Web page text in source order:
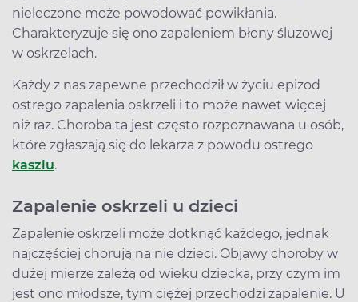
nieleczone może powodować powikłania.
Charakteryzuje się ono zapaleniem błony śluzowej
w oskrzelach.
Każdy z nas zapewne przechodził w życiu epizod
ostrego zapalenia oskrzeli i to może nawet więcej
niż raz. Choroba ta jest często rozpoznawana u osób,
które zgłaszają się do lekarza z powodu ostrego
kaszlu.
Zapalenie oskrzeli u dzieci
Zapalenie oskrzeli może dotknąć każdego, jednak
najczęściej chorują na nie dzieci. Objawy choroby w
dużej mierze zależą od wieku dziecka, przy czym im
jest ono młodsze, tym ciężej przechodzi zapalenie. U